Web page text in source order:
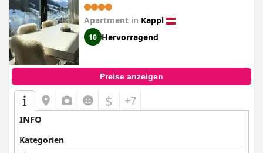
Apartment in Kappl
10 Hervorragend
Preise anzeigen
$ +7
INFO
Kategorien